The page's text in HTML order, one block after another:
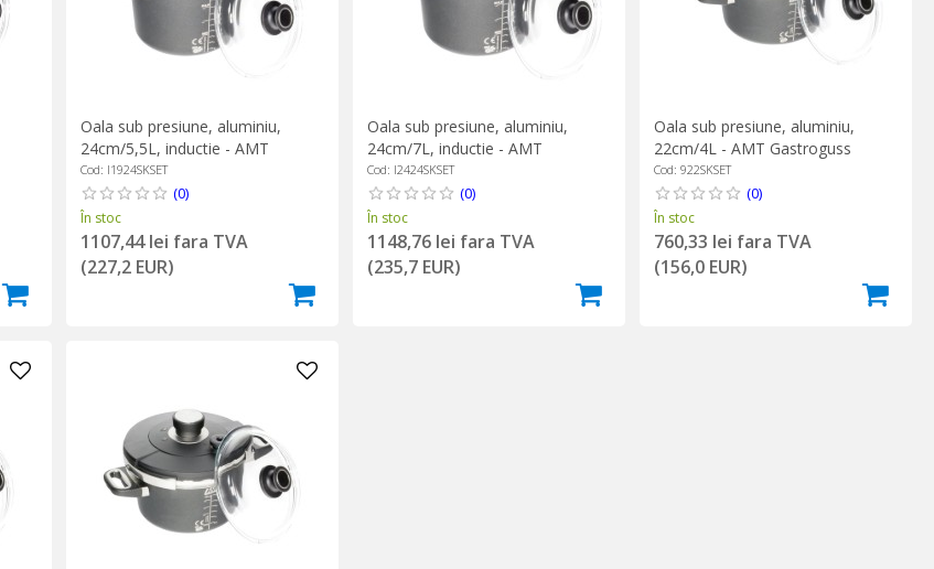
Oala sub presiune, aluminiu,
24cm/5,5L, inductie - AMT
Gastroguss
Cod: I1924SKSET
(0)
În stoc
1107,44 lei fara TVA
(227,2 EUR)
Oala sub presiune, aluminiu,
24cm/7L, inductie - AMT
Gastroguss
Cod: I2424SKSET
(0)
În stoc
1148,76 lei fara TVA
(235,7 EUR)
Oala sub presiune, aluminiu,
22cm/4L - AMT Gastroguss
Cod: 922SKSET
(0)
În stoc
760,33 lei fara TVA
(156,0 EUR)